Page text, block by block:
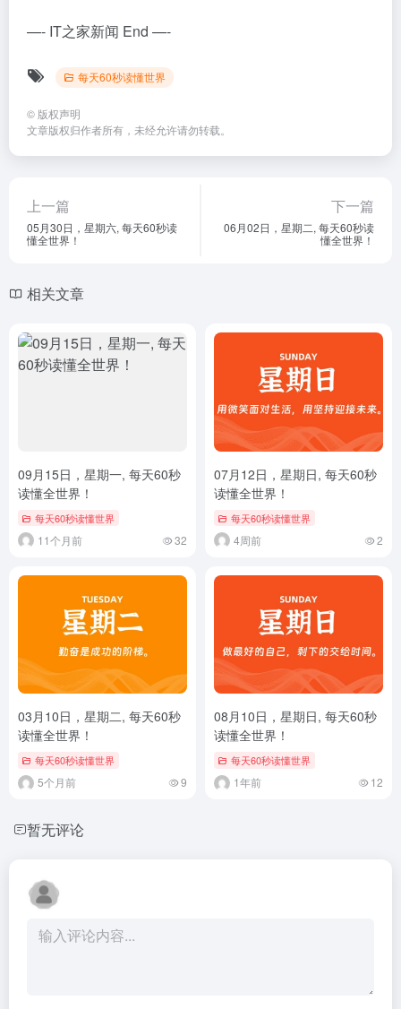
—- IT之家新闻 End —-
每天60秒读懂世界
© 版权声明
文章版权归作者所有，未经允许请勿转载。
上一篇
05月30日，星期六, 每天60秒读
懂全世界！
下一篇
06月02日，星期二, 每天60秒读
懂全世界！
相关文章
09月15日，星期一, 每天60秒
读懂全世界！
每天60秒读懂世界
11个月前 32
07月12日，星期日, 每天60秒
读懂全世界！
每天60秒读懂世界
4周前 2
03月10日，星期二, 每天60秒
读懂全世界！
每天60秒读懂世界
5个月前 9
08月10日，星期日, 每天60秒
读懂全世界！
每天60秒读懂世界
1年前 12
暂无评论